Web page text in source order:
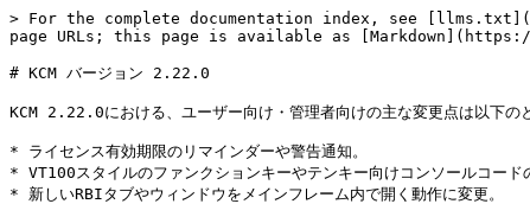
> For the complete documentation index, see
page URLs; this page is available as
# KCM バージョン 2.22.0
KCM 2.22.0における、ユーザー向け・管理者向けの主な変更点は以下の
* ライセンス有効期限のリマインダーや警告通知。
* VT100スタイルのファンクションキーやテンキー向けコンソールコード
* 新しいRBIタブやウィンドウをメインフレーム内で開く動作に変更。